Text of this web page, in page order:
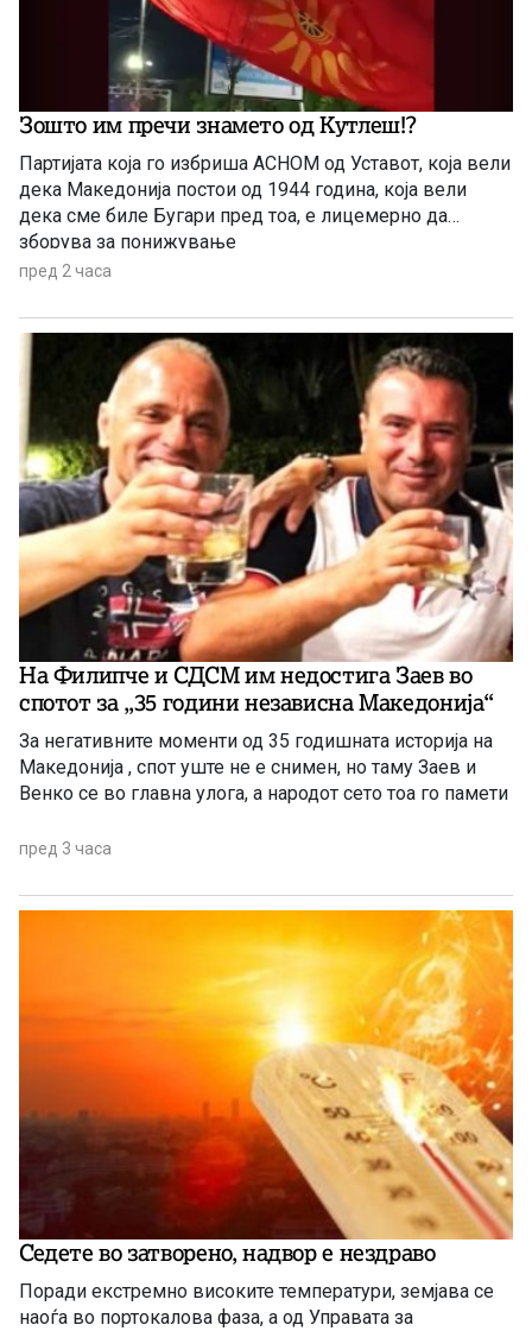
Зошто им пречи знамето од Кутлеш!?
Партијата која го избриша АСНОМ од Уставот, која вели
дека Македонија постои од 1944 година, која вели
дека сме биле Бугари пред тоа, е лицемерно да
зборува за понижување
пред 2 часа
На Филипче и СДСМ им недостига Заев во
спотот за „35 години независна Македонија“
За негативните моменти од 35 годишната историја на
Македонија , спот уште не е снимен, но таму Заев и
Венко се во главна улога, а народот сето тоа го памети
пред 3 часа
Седете во затворено, надвор е нездраво
Поради екстремно високите температури, земјава се
наоѓа во портокалова фаза, а од Управата за